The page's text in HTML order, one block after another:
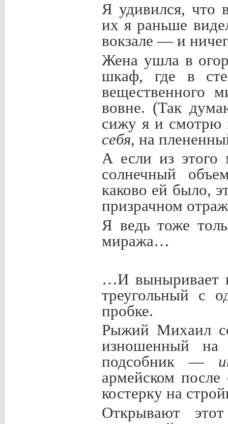
Я удивился, что
их я раньше
вокзале — и
Жена ушла в
шкаф, где в
вещественного
вовне. (Так
сижу я и смотрю
себя, на
А если из
солнечный
каково ей было,
призрачном
Я ведь тоже
миража…
…И выныривает
треугольный с
пробке.
Рыжий Михаил
изношенный на
подсобник —
армейском после
костерку на
Открывают